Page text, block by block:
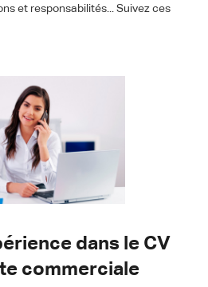
et responsabilités... Suivez ces
dans le CV
commerciale